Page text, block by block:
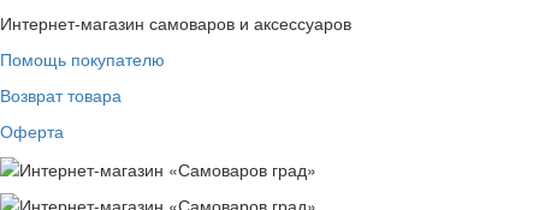
Интернет-магазин самоваров и аксессуаров
Помощь покупателю
Возврат товара
Оферта